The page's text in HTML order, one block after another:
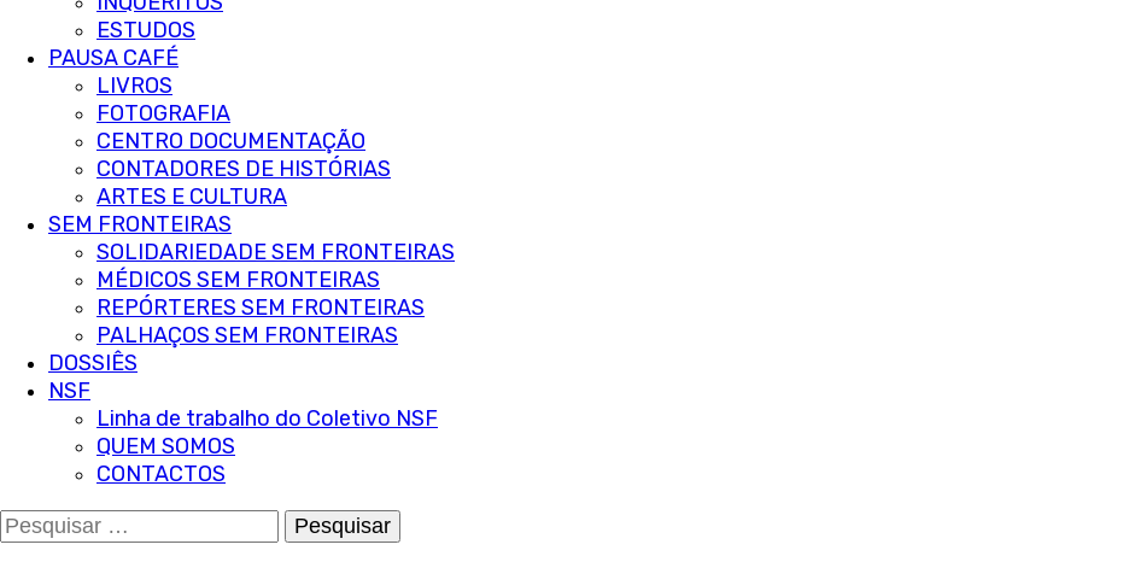
ESTUDOS
PAUSA CAFÉ
LIVROS
FOTOGRAFIA
CENTRO DOCUMENTAÇÃO
CONTADORES DE HISTÓRIAS
ARTES E CULTURA
SEM FRONTEIRAS
SOLIDARIEDADE SEM FRONTEIRAS
MÉDICOS SEM FRONTEIRAS
REPÓRTERES SEM FRONTEIRAS
PALHAÇOS SEM FRONTEIRAS
DOSSIÊS
NSF
Linha de trabalho do Coletivo NSF
QUEM SOMOS
CONTACTOS
Pesquisar
por: